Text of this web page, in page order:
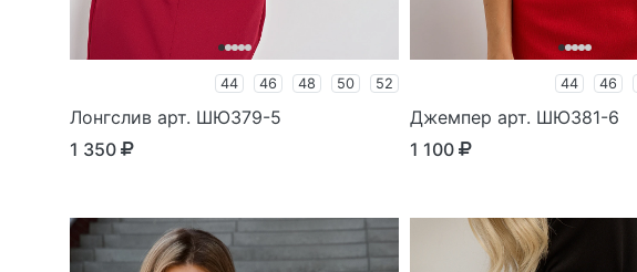
44 46 48 50 52
Лонгслив арт. ШЮ379-5
1 350
44 46
Джемпер арт. ШЮ381-6
1 100